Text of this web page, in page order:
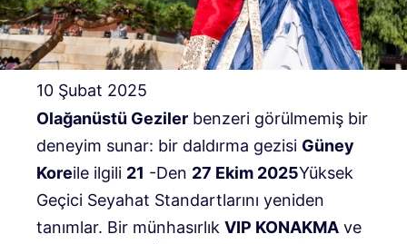
10 Şubat 2025
Olağanüstü Geziler benzeri görülmemiş bir
deneyim sunar: bir daldırma gezisi Güney
Koreile ilgili 21 -Den 27 Ekim 2025Yüksek
Geçici Seyahat Standartlarını yeniden
tanımlar. Bir münhasırlık VIP KONAKMA ve